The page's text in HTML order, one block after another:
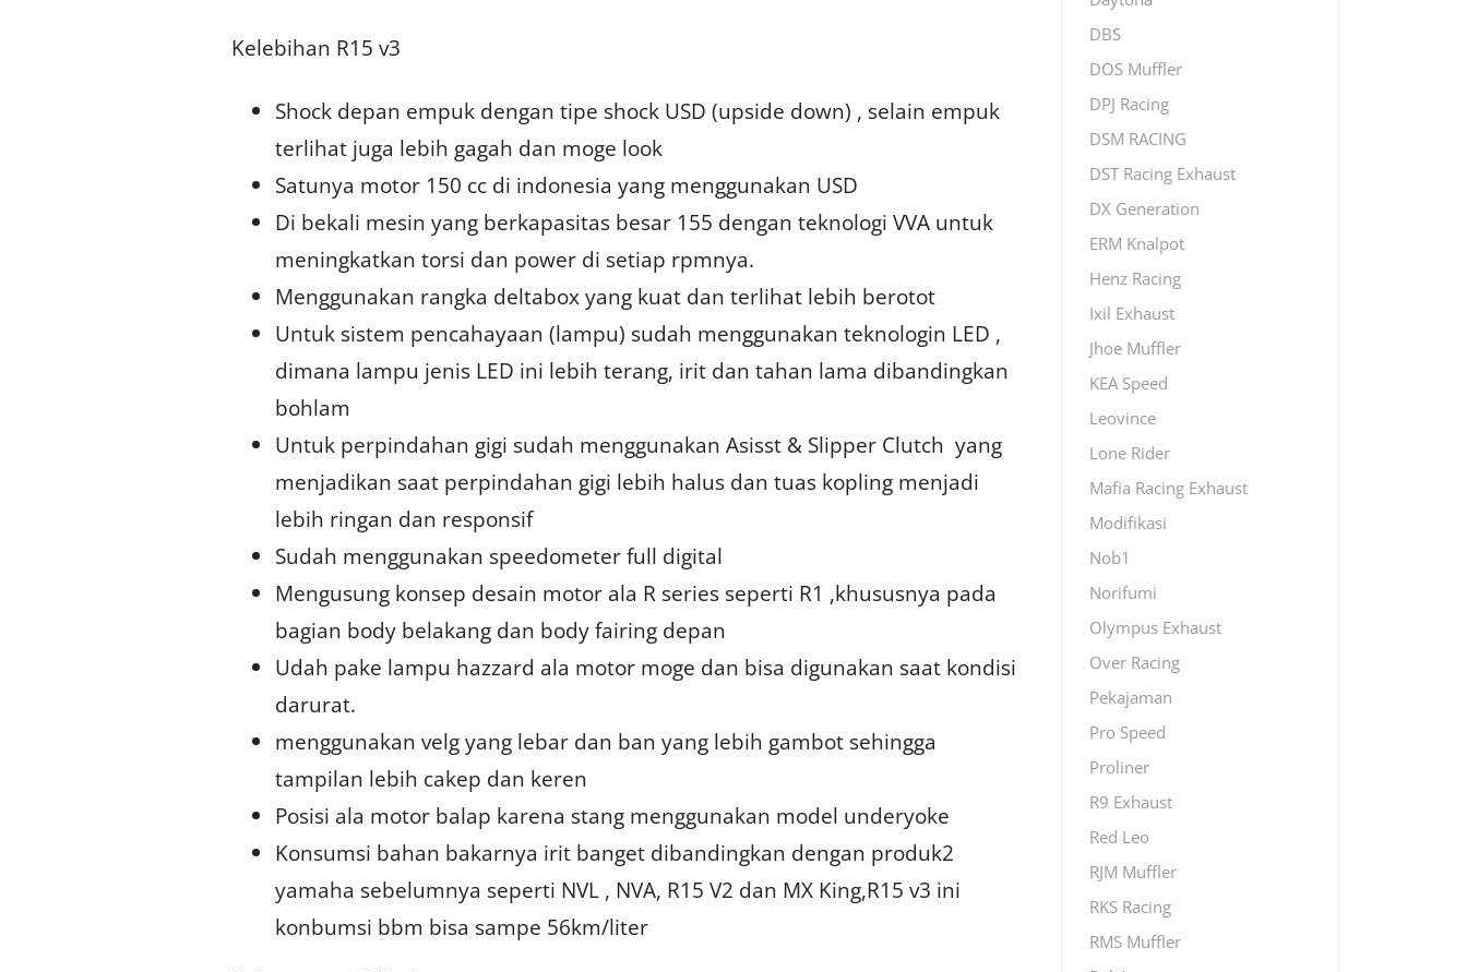
Kelebihan R15 v3
Shock depan empuk dengan tipe shock USD (upside down) , selain empuk
terlihat juga lebih gagah dan moge look
Satunya motor 150 cc di indonesia yang menggunakan USD
Di bekali mesin yang berkapasitas besar 155 dengan teknologi VVA untuk
meningkatkan torsi dan power di setiap rpmnya.
Menggunakan rangka deltabox yang kuat dan terlihat lebih berotot
Untuk sistem pencahayaan (lampu) sudah menggunakan teknologin LED ,
dimana lampu jenis LED ini lebih terang, irit dan tahan lama dibandingkan
bohlam
Untuk perpindahan gigi sudah menggunakan Asisst & Slipper Clutch yang
menjadikan saat perpindahan gigi lebih halus dan tuas kopling menjadi
lebih ringan dan responsif
Sudah menggunakan speedometer full digital
Mengusung konsep desain motor ala R series seperti R1 ,khususnya pada
bagian body belakang dan body fairing depan
Udah pake lampu hazzard ala motor moge dan bisa digunakan saat kondisi
darurat.
menggunakan velg yang lebar dan ban yang lebih gambot sehingga
tampilan lebih cakep dan keren
Posisi ala motor balap karena stang menggunakan model underyoke
Konsumsi bahan bakarnya irit banget dibandingkan dengan produk2
yamaha sebelumnya seperti NVL , NVA, R15 V2 dan MX King,R15 v3 ini
konbumsi bbm bisa sampe 56km/liter
DBS
DOS Muffler
DPJ Racing
DSM RACING
DST Racing Exhaust
DX Generation
ERM Knalpot
Henz Racing
Ixil Exhaust
Jhoe Muffler
KEA Speed
Leovince
Lone Rider
Mafia Racing Exhaust
Modifikasi
Nob1
Norifumi
Olympus Exhaust
Over Racing
Pekajaman
Pro Speed
Proliner
R9 Exhaust
Red Leo
RJM Muffler
RKS Racing
RMS Muffler